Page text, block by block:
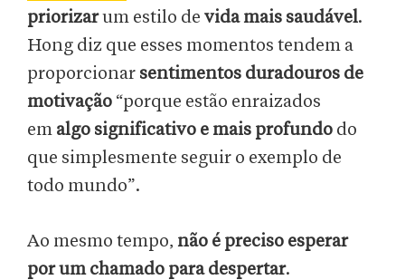
priorizarum estilo de vida mais saudável.
Hong diz que esses momentos tendem a
proporcionar sentimentos duradouros de
motivação “porque estão enraizados
em algo significativo e mais profundo do
que simplesmente seguir o exemplo de
todo mundo”.
Ao mesmo tempo, não é preciso esperar
por um chamado para despertar.